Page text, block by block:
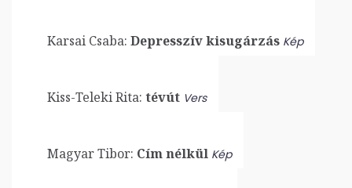
Karsai Csaba: Depresszív kisugárzás Kép
Kiss-Teleki Rita: tévút Vers
Magyar Tibor: Cím nélkül Kép